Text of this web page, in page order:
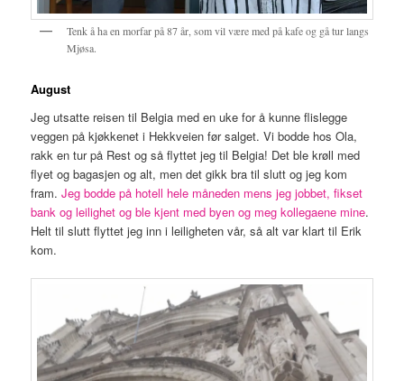
Tenk å ha en morfar på 87 år, som vil være med på kafe og gå tur langs
Mjøsa.
August
Jeg utsatte reisen til Belgia med en uke for å kunne flislegge
veggen på kjøkkenet i Hekkveien før salget. Vi bodde hos Ola,
rakk en tur på Rest og så flyttet jeg til Belgia! Det ble krøll med
flyet og bagasjen og alt, men det gikk bra til slutt og jeg kom
fram.Jeg bodde på hotell hele måneden mens jeg jobbet, fikset
bank og leilighet og ble kjent med byen og meg kollegaene mine.
Helt til slutt flyttet jeg inn i leiligheten vår, så alt var klart til Erik
kom.